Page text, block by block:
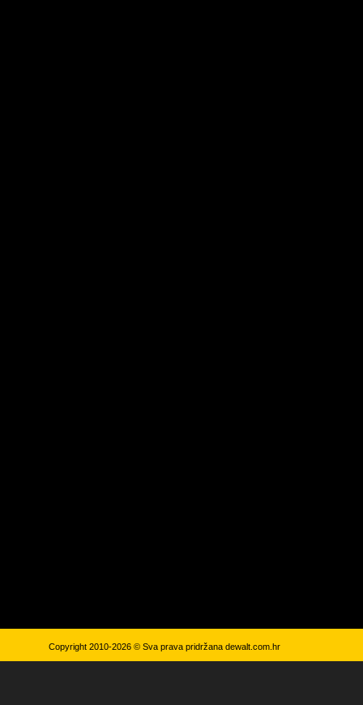
Copyright 2010-2026 © Sva prava pridržana dewalt.com.hr